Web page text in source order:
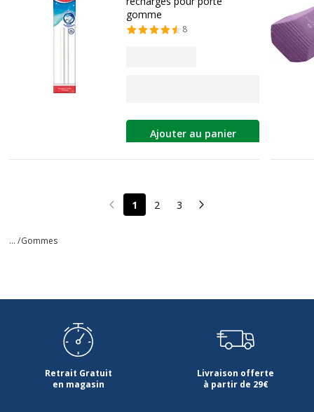
gomme
8
Ajouter au panier
Page précédente
1 2 3 Page suivante
... /Gommes
Retrait Gratuit
en magasin
Livraison offerte
à partir de 29€